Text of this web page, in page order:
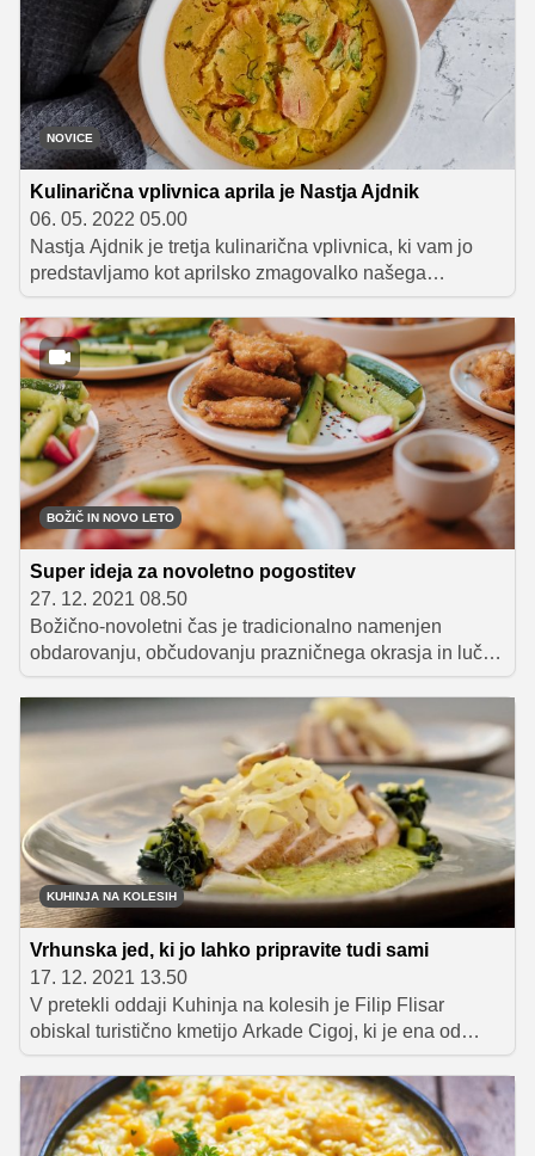
NOVICE
Kulinarična vplivnica aprila je Nastja Ajdnik
06. 05. 2022 05.00
Nastja Ajdnik je tretja kulinarična vplivnica, ki vam jo
predstavljamo kot aprilsko zmagovalko našega
celoletnega natečaja ’naj instafoodie’.
BOŽIČ IN NOVO LETO
Super ideja za novoletno pogostitev
27. 12. 2021 08.50
Božično-novoletni čas je tradicionalno namenjen
obdarovanju, občudovanju prazničnega okrasja in lučk
ter bogato obloženim mizam, s katerih se širi omamen
vonj po slastnih dobrotah. S pripravo božične in
novoletne pojedine imamo običajno ogromno dela, prav
tako ob teh priložnostih pozabimo na zdrav življenjski
slog. Pa ni treba, da je tako – tudi v prazničnem času
lahko namreč hitro in preprosto pripravimo zdrav,
raznolik meni, in to brez kompromisov pri okusu. Ne
verjamete? Ponujamo nekaj idej!
KUHINJA NA KOLESIH
Vrhunska jed, ki jo lahko pripravite tudi sami
17. 12. 2021 13.50
V pretekli oddaji Kuhinja na kolesih je Filip Flisar
obiskal turistično kmetijo Arkade Cigoj, ki je ena od
začetnic kmečkega turizma na Goriškem. Vrhunska
vina, reja mangalic, goveda angus in kopunov, pridelava
domače zelenjave in dišavnic ter najboljši suhomesnati
proizvodi daleč naokoli. Filipu so se ob vseh dobrotah